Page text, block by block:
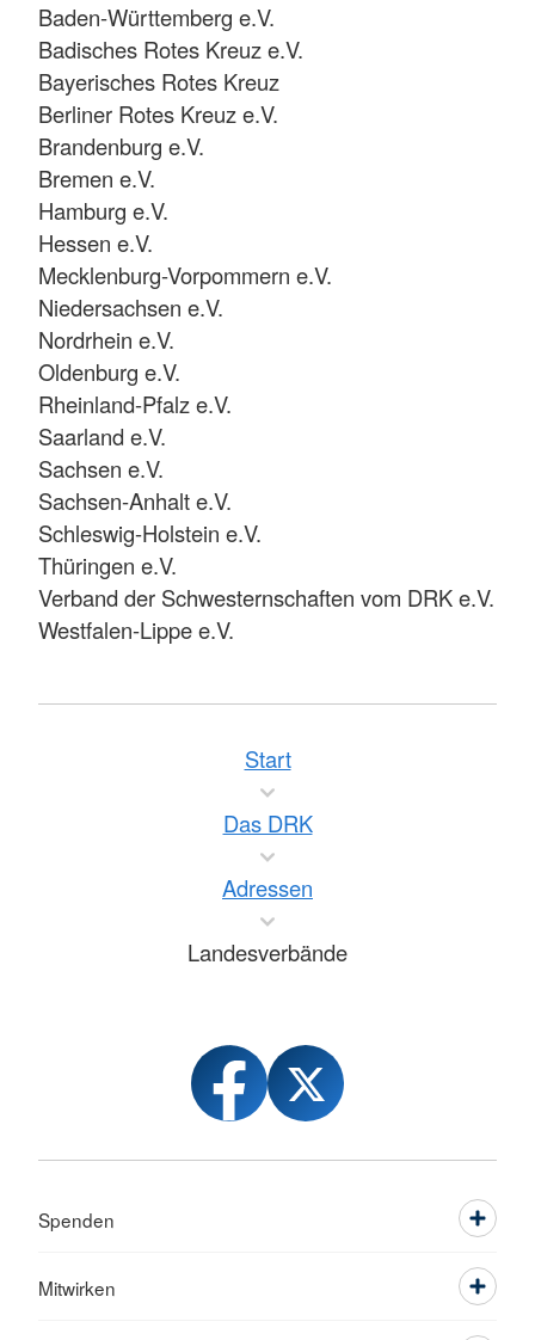
Baden-Württemberg e.V.
Badisches Rotes Kreuz e.V.
Bayerisches Rotes Kreuz
Berliner Rotes Kreuz e.V.
Brandenburg e.V.
Bremen e.V.
Hamburg e.V.
Hessen e.V.
Mecklenburg-Vorpommern e.V.
Niedersachsen e.V.
Nordrhein e.V.
Oldenburg e.V.
Rheinland-Pfalz e.V.
Saarland e.V.
Sachsen e.V.
Sachsen-Anhalt e.V.
Schleswig-Holstein e.V.
Thüringen e.V.
Verband der Schwesternschaften vom DRK e.V.
Westfalen-Lippe e.V.
Start
Das DRK
Adressen
Landesverbände
Spenden
Mitwirken